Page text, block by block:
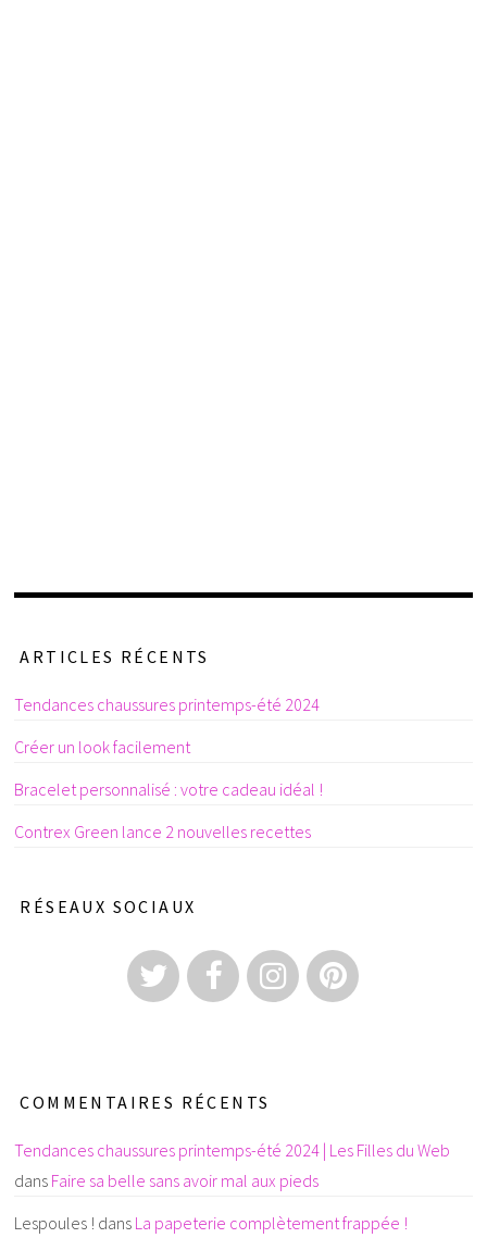
ARTICLES RÉCENTS
Tendances chaussures printemps-été 2024
Créer un look facilement
Bracelet personnalisé : votre cadeau idéal !
Contrex Green lance 2 nouvelles recettes
RÉSEAUX SOCIAUX
COMMENTAIRES RÉCENTS
Tendances chaussures printemps-été 2024 | Les Filles du Web
dans Faire sa belle sans avoir mal aux pieds
Lespoules ! dans La papeterie complètement frappée !